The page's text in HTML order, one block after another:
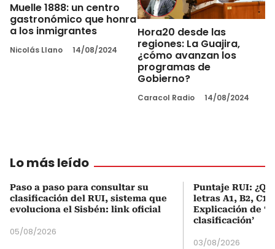
Muelle 1888: un centro
gastronómico que honra
a los inmigrantes
Nicolás Llano 14/08/2024
Hora20 desde las
regiones: La Guajira,
¿cómo avanzan los
programas de
Gobierno?
Caracol Radio 14/08/2024
Lo más leído
Paso a paso para consultar su
clasificación del RUI, sistema que
evoluciona el Sisbén: link oficial
05/08/2026
Puntaje RUI:
letras A1, B2, C1
Explicación de
clasificación’
03/08/2026